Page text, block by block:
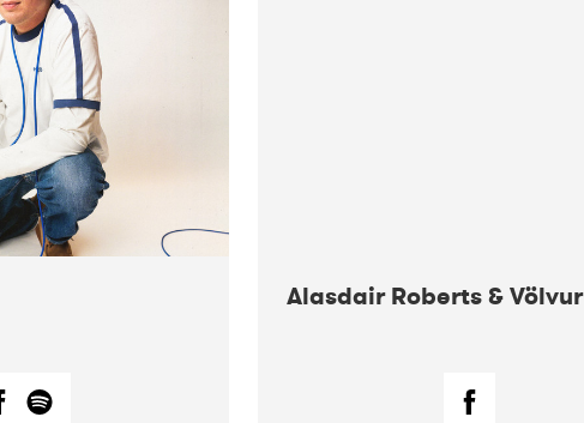
Mandaljazz
Alasdair Roberts & Völvur